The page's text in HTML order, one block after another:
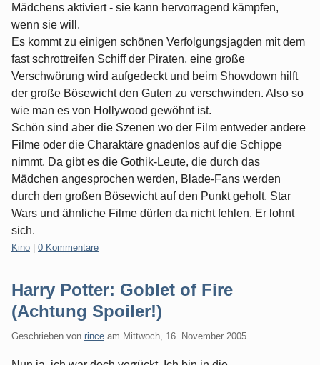
Mädchens aktiviert - sie kann hervorragend kämpfen,
wenn sie will.
Es kommt zu einigen schönen Verfolgungsjagden mit dem
fast schrottreifen Schiff der Piraten, eine große
Verschwörung wird aufgedeckt und beim Showdown hilft
der große Bösewicht den Guten zu verschwinden. Also so
wie man es von Hollywood gewöhnt ist.
Schön sind aber die Szenen wo der Film entweder andere
Filme oder die Charaktäre gnadenlos auf die Schippe
nimmt. Da gibt es die Gothik-Leute, die durch das
Mädchen angesprochen werden, Blade-Fans werden
durch den großen Bösewicht auf den Punkt geholt, Star
Wars und ähnliche Filme dürfen da nicht fehlen. Er lohnt
sich.
Kategorien:
Kino 0 Kommentare
Harry Potter: Goblet of Fire
(Achtung Spoiler!)
Geschrieben von rince am Mittwoch, 16. November 2005